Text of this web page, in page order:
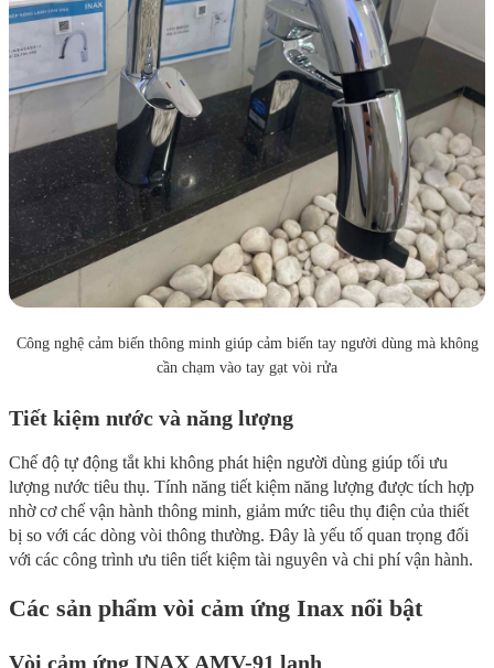
Công nghệ cảm biến thông minh giúp cảm biến tay người dùng mà không
cần chạm vào tay gạt vòi rửa
Tiết kiệm nước và năng lượng
Chế độ tự động tắt khi không phát hiện người dùng giúp tối ưu
lượng nước tiêu thụ. Tính năng tiết kiệm năng lượng được tích hợp
nhờ cơ chế vận hành thông minh, giảm mức tiêu thụ điện của thiết
bị so với các dòng vòi thông thường. Đây là yếu tố quan trọng đối
với các công trình ưu tiên tiết kiệm tài nguyên và chi phí vận hành.
Các sản phẩm vòi cảm ứng Inax nổi bật
Vòi cảm ứng INAX AMV-91 lạnh